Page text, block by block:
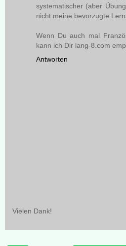
systematischer (aber
nicht meine bevorzugte
Wenn Du auch mal
kann ich Dir lang-8.com
Antworten
Vielen Dank!